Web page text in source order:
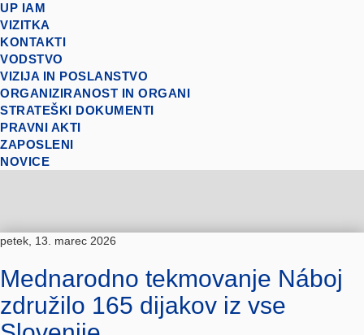
UP IAM
VIZITKA
KONTAKTI
VODSTVO
VIZIJA IN POSLANSTVO
ORGANIZIRANOST IN ORGANI
STRATEŠKI DOKUMENTI
PRAVNI AKTI
ZAPOSLENI
NOVICE
petek, 13. marec 2026
Mednarodno tekmovanje Náboj
združilo 165 dijakov iz vse